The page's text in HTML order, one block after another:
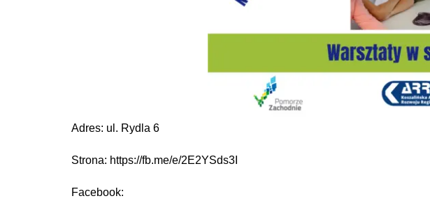
Adres: ul. Rydla 6
Strona: https://fb.me/e/2E2YSds3I
Facebook: